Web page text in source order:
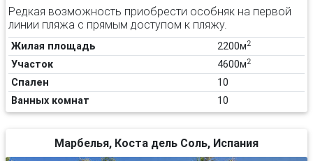
Редкая возможность приобрести особняк на первой
линии пляжа с прямым доступом к пляжу.
Жилая площадь 2200м2
Участок 4600м2
Спален
10
Ванных комнат
10
Марбелья, Коста дель Соль, Испания